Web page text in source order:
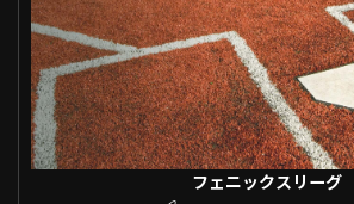
運営会社（別ウィンドウで開く） よくある質
特定商取引法の表示 アルバイト
動画を検索（選手・チーム・プレ
フェニックスリーグ